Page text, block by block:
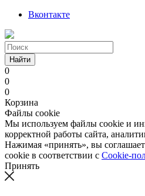
Вконтакте
Найти
0
0
0
Корзина
Файлы cookie
Мы используем файлы cookie и
корректной работы сайта,
Нажимая «принять», вы
cookie в соответствии с Cookie-
Принять